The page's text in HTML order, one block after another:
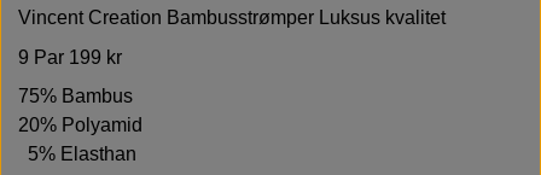
Vincent Creation Bambusstrømper Luksus kvalitet
9 Par 199 kr
75% Bambus
20% Polyamid
5% Elasthan